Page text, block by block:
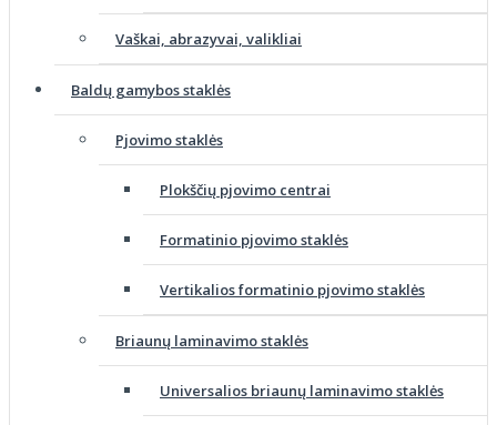
Vaškai, abrazyvai, valikliai
Baldų gamybos staklės
Pjovimo staklės
Plokščių pjovimo centrai
Formatinio pjovimo staklės
Vertikalios formatinio pjovimo staklės
Briaunų laminavimo staklės
Universalios briaunų laminavimo staklės